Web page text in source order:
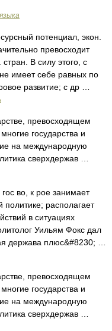
потенциал, экон.
превосходит
В силу этого, с
имеет себе равных по
развитие; с др …
превосходящем
государства и
на международную
сверхдержав …
во, к рое занимает
располагает
в ситуациях
Уильям Фокс дал
держава плюс&#8230; …
превосходящем
государства и
на международную
сверхдержав …